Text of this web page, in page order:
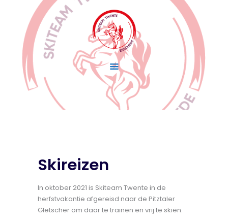
Home
Wedstrijdskiën
Lidmaatschap
Over Skiteam Twente
Nieuws
Skireizen
In oktober 2021 is Skiteam Twente in de
herfstvakantie afgereisd naar de Pitztaler
Gletscher om daar te trainen en vrij te skiën.